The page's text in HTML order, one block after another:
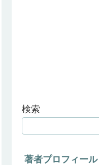
検索
著者プロフィール